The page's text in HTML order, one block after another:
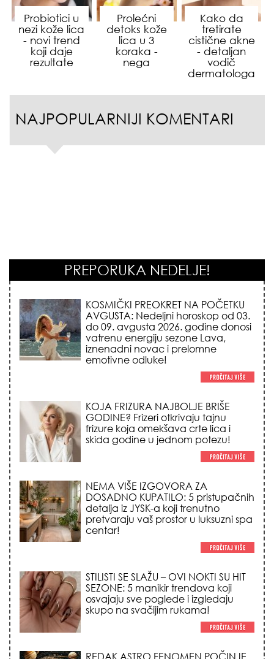
Probiotici u
nezi kože lica
- novi trend
koji daje
rezultate
Prolećni
detoks kože
lica u 3
koraka -
nega
Kako da
tretirate
cistične akne
- detaljan
vodič
dermatologa
NAJPOPULARNIJI KOMENTARI
PREPORUKA NEDELJE!
KOJA FRIZURA NAJBOLJE BRIŠE
GODINE? Frizeri otkrivaju tajnu
frizure koja omekšava crte lica i
skida godine u jednom potezu!
DOSADNO KUPATILO: 5 pristupačnih
detalja iz JYSK-a koji trenutno
pretvaraju vaš prostor u luksuzni spa
centar!
STILISTI SE SLAŽU – OVI NOKTI SU HIT
SEZONE: 5 manikir trendova koji
osvajaju sve poglede i izgledaju
skupo na svačijim rukama!
7. AVGUSTA: Veliki Vazdušni Trigon
otvara kapiju sreće i menja sudbinu
za 3 znaka!
OVO ČUDO OD 200 DINARA: Trik sa